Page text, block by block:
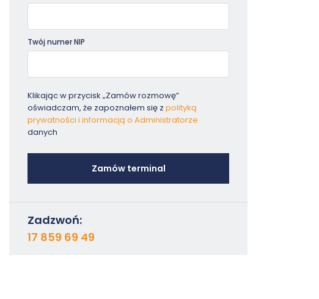
Twój numer NIP
Klikając w przycisk „Zamów rozmowę”
oświadczam, że zapoznałem się z polityką
prywatności i informacją o Administratorze
danych
Zamów terminal
Zadzwoń:
17 859 69 49